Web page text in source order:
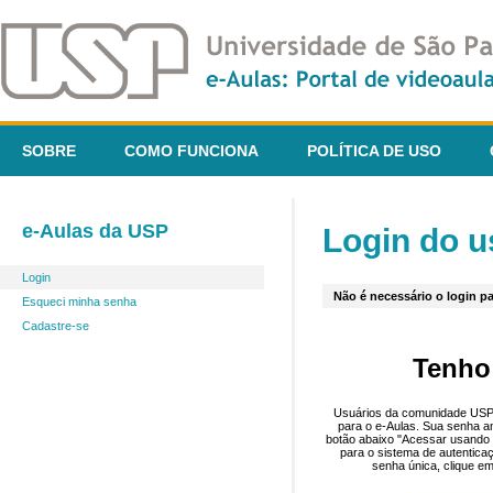
SOBRE COMO FUNCIONA POLÍTICA DE USO
e-Aulas da USP
Login
Esqueci minha senha
Cadastre-se
Login do
Não é necessário o login
Usuários da comunidade
para o e-Aulas. Sua senha
botão abaixo "Acessar
para o sistema de
senha única, clique